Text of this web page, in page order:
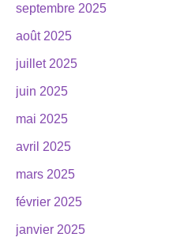
septembre 2025
août 2025
juillet 2025
juin 2025
mai 2025
avril 2025
mars 2025
février 2025
janvier 2025